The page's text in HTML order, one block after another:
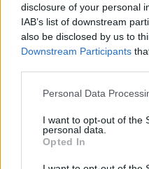
disclosure of your personal
IAB’s list of downstream
also be disclosed by us to
Downstream Participants
Please note that this
not limited to your visit or
grant or deny consent to
use your data for below
consent section.
Personal Data
I want to opt-out of the
personal data.
Opted In